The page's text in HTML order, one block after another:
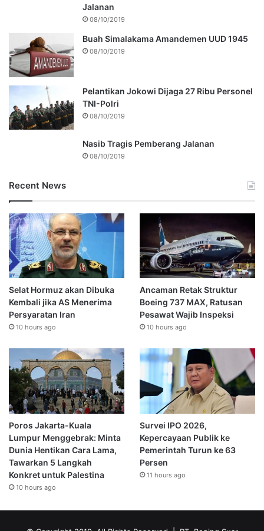
Jalanan
08/10/2019
Buah Simalakama Amandemen UUD 1945
08/10/2019
Pelantikan Jokowi Dijaga 27 Ribu Personel
TNI-Polri
08/10/2019
Nasib Tragis Pemberang Jalanan
08/10/2019
Recent News
Selat Hormuz akan Dibuka
Kembali jika AS Menerima
Persyaratan Iran
10 hours ago
Ancaman Retak Struktur
Boeing 737 MAX, Ratusan
Pesawat Wajib Inspeksi
10 hours ago
Poros Jakarta-Kuala
Lumpur Menggebrak: Minta
Dunia Hentikan Cara Lama,
Tawarkan 5 Langkah
Konkret untuk Palestina
10 hours ago
Survei IPO 2026,
Kepercayaan Publik ke
Pemerintah Turun ke 63
Persen
11 hours ago